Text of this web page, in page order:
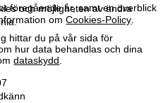
och möjligheten av ändra
omCookies-Policy.
hittar du på vår sida för
hur data behandlas och dina
dataskydd.
föregående år, samt en överblick